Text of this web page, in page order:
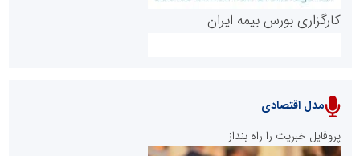
پایگاه خبری نهضت ملی مسکن
کارگزاری بورس بیمه ایران
مدل اقتصادی
پروفایل خبریت را راه بنداز